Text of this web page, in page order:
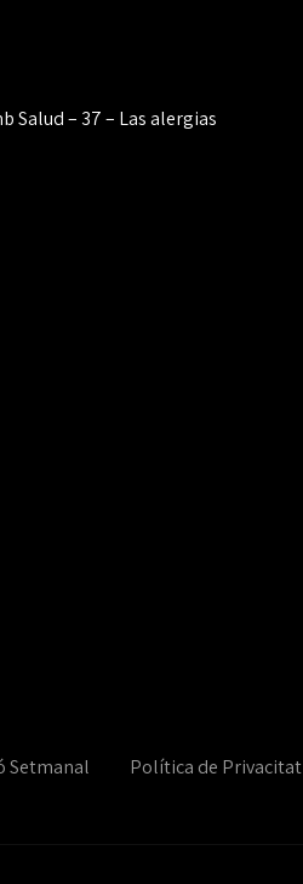
Salud – 37 – Las alergias
Setmanal Política de Privacitat